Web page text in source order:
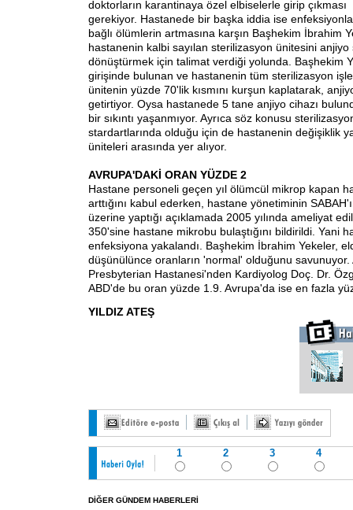
doktorların karantinaya özel elbiselerle girip çıkması
gerekiyor. Hastanede bir başka iddia ise
bağlı ölümlerin artmasına karşın Başhekim İbrahim
hastanenin kalbi sayılan sterilizasyon ünitesini anjiyo
dönüştürmek için talimat verdiği yolunda. Başhekim
girişinde bulunan ve hastanenin tüm sterilizasyon
ünitenin yüzde 70'lik kısmını kurşun kaplatarak,
getirtiyor. Oysa hastanede 5 tane anjiyo cihazı
bir sıkıntı yaşanmıyor. Ayrıca söz konusu
stardartlarında olduğu için de hastanenin değişiklik
üniteleri arasında yer alıyor.
AVRUPA'DAKİ ORAN YÜZDE 2
Hastane personeli geçen yıl ölümcül mikrop kapan
arttığını kabul ederken, hastane yönetiminin
üzerine yaptığı açıklamada 2005 yılında ameliyat
350'sine hastane mikrobu bulaştığını bildirildi. Yani
enfeksiyona yakalandı. Başhekim İbrahim Yekeler,
düşünülünce oranların 'normal' olduğunu savunuyor.
Presbyterian Hastanesi'nden Kardiyolog Doç. Dr.
ABD'de bu oran yüzde 1.9. Avrupa'da ise en fazla
YILDIZ ATEŞ
1 2 3 4
DİĞER GÜNDEM HABERLERİ